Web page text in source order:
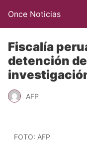
Once Noticias
Fiscalía
detención
AFP
FOTO: AFP